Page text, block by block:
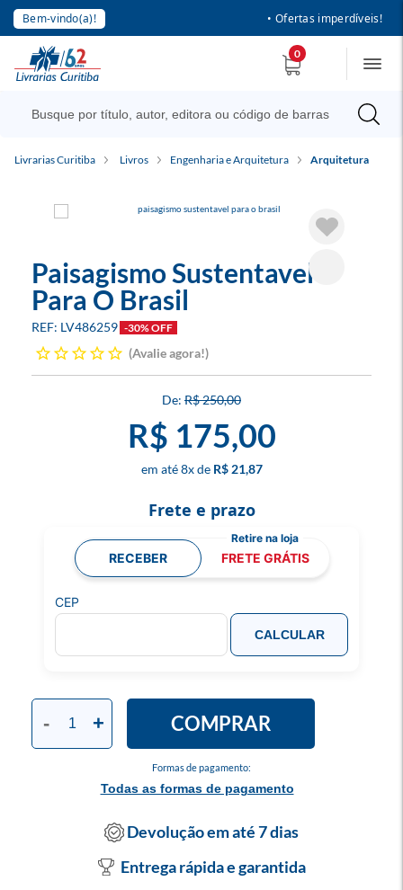
Bem-vindo(a)! • Ofertas imperdíveis!
0
Livrarias Curitiba Livros Engenharia e Arquitetura Arquitetura
Paisagismo Sustentavel
Para O Brasil
LV486259 -30% OFF
Avalie agora!
R$ 250,00
R$ 175,00
8x R$ 21,87
Formas de pagamento:
Todas as formas de pagamento
- + COMPRAR
Frete e prazo
RECEBER FRETE GRÁTIS
CEP
CALCULAR
Devolução em até 7 dias
Entrega rápida e garantida